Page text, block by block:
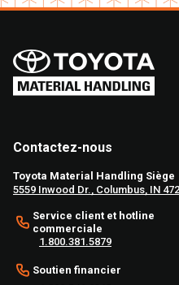
Contactez-nous
Toyota Material Handling Siège
5559 Inwood Dr., Columbus, IN
Service client et hotline
commerciale
1.800.381.5879
Soutien financier